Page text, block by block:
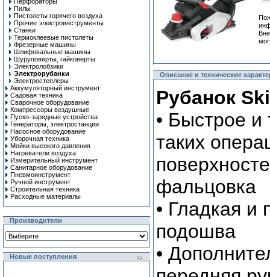
Пилы
Пистолеты горячего воздуха
Прочие электроинструменты
Станки
Термоклеевые пистолеты
Фрезерные машины
Шлифовальные машины
Шуруповерты, гайковерты
Электролобзики
Электрорубанки
Электростеплеры
Аккумуляторный инструмент
Садовая техника
Сварочное оборудование
Компрессоры воздушные
Пуско-зарядные устройства
Генераторы, электростанции
Насосное оборудование
Уборочная техника
Мойки высокого давления
Нагреватели воздуха
Измерительный инструмент
Санитарное оборудование
Пневмоинструмент
Ручной инcтрумент
Строительная техника
Расходные материалы
Производители
Новые поступления
Описание и технические
Рубанок
• Быстрое
таких
фальцовка
• Гладкая и
подошва
•